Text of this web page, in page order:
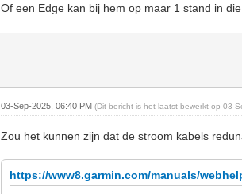
Of een Edge kan bij hem op maar 1 stand in die
03-Sep-2025, 06:40 PM(Dit bericht is het laatst bewerkt op 03-
Zou het kunnen zijn dat de stroom kabels
https://www8.garmin.com/manuals/